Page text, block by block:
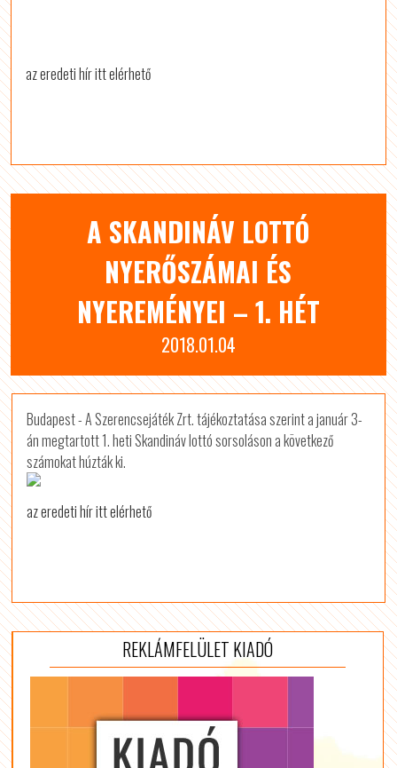
az eredeti hír itt elérhető
A SKANDINÁV LOTTÓ
NYERŐSZÁMAI ÉS
NYEREMÉNYEI – 1. HÉT
2018.01.04
Budapest - A Szerencsejáték Zrt. tájékoztatása szerint a január 3-
án megtartott 1. heti Skandináv lottó sorsoláson a következő
számokat húzták ki.
az eredeti hír itt elérhető
REKLÁMFELÜLET KIADÓ